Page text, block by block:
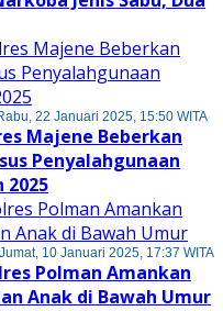
22 Januari 2025, 15:50 WITA
Majene Beberkan
Penyalahgunaan
Jumat, 10 Januari 2025, 17:37 WITA
Polman Amankan
Anak di Bawah Umur